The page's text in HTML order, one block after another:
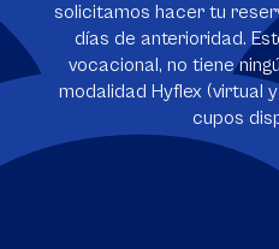
solicitamos hacer tu
días de anterioridad.
vocacional, no tiene
modalidad Hyflex (virtual
cupos